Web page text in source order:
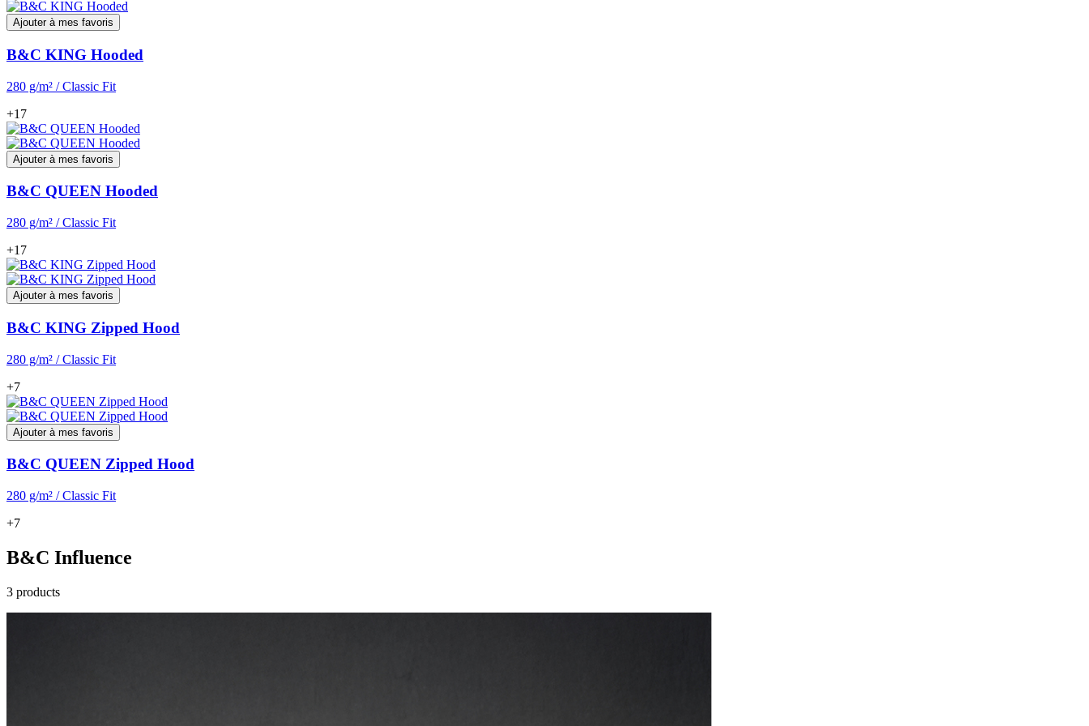
Ajouter à mes favoris
B&C KING Hooded
280 g/m² / Classic Fit
+17
Ajouter à mes favoris
B&C QUEEN Hooded
280 g/m² / Classic Fit
+17
Ajouter à mes favoris
B&C KING Zipped Hood
280 g/m² / Classic Fit
+7
Ajouter à mes favoris
B&C QUEEN Zipped Hood
280 g/m² / Classic Fit
+7
B&C Influence
3 products